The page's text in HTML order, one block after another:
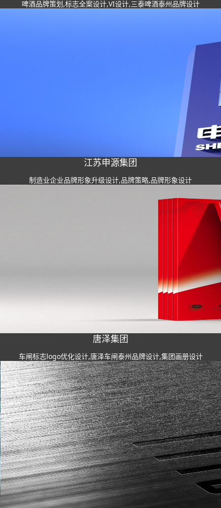
啤酒品牌策划,标志全案设计,VI设计,三泰啤酒泰州品牌设计
江苏申源集团
制造业企业品牌形象升级设计,品牌策略,品牌形象设计
唐泽集团
车闸标志logo优化设计,唐泽车闸泰州品牌设计,集团画册设计